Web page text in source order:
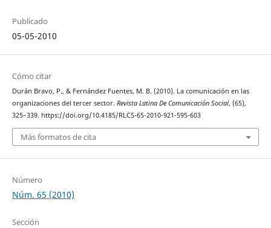
Publicado
05-05-2010
Cómo citar
Durán Bravo, P., & Fernández Fuentes, M. B. (2010). La comunicación en las
organizaciones del tercer sector. Revista Latina De Comunicación Social, (65),
325–339. https://doi.org/10.4185/RLCS-65-2010-921-595-603
Más formatos de cita
Número
Núm. 65 (2010)
Sección